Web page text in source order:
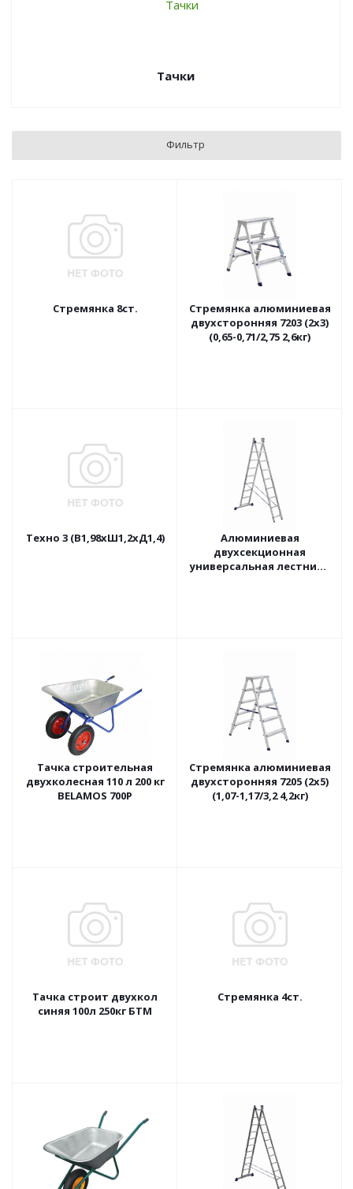
Тачки
Фильтр
Стремянка 8ст.
Стремянка алюминиевая
двухсторонняя 7203 (2х3)
(0,65-0,71/2,75 2,6кг)
Техно 3 (В1,98хШ1,2хД1,4)
Алюминиевая
двухсекционная
универсальная лестница
Тачка строительная
двухколесная 110 л 200 кг
BELAMOS 700Р
Стремянка алюминиевая
двухсторонняя 7205 (2х5)
(1,07-1,17/3,2 4,2кг)
Тачка строит двухкол
синяя 100л 250кг БТМ
Стремянка 4ст.